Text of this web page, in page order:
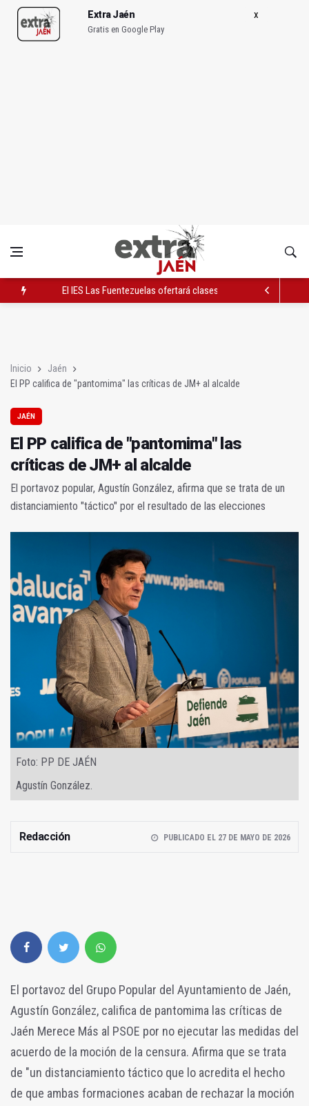
Extra Jaén
Gratis en Google Play
El IES Las Fuentezuelas ofertará clases de fútbol sala el
Inicio
Jaén
El PP califica de "pantomima" las críticas de JM+ al alcalde
JAÉN
El PP califica de "pantomima" las
críticas de JM+ al alcalde
El portavoz popular, Agustín González, afirma que se trata de un
distanciamiento "táctico" por el resultado de las elecciones
Foto: PP DE JAÉN
Agustín González.
Redacción PUBLICADO EL 27 DE MAYO DE 2026
El portavoz del Grupo Popular del Ayuntamiento de Jaén,
Agustín González, califica de pantomima las críticas de
Jaén Merece Más al PSOE por no ejecutar las medidas del
acuerdo de la moción de la censura. Afirma que se trata
de "un distanciamiento táctico que lo acredita el hecho
de que ambas formaciones acaban de rechazar la moción